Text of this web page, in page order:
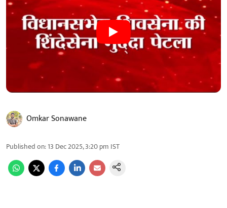
Omkar Sonawane
Published on:13 Dec 2025, 3:20 pm IST